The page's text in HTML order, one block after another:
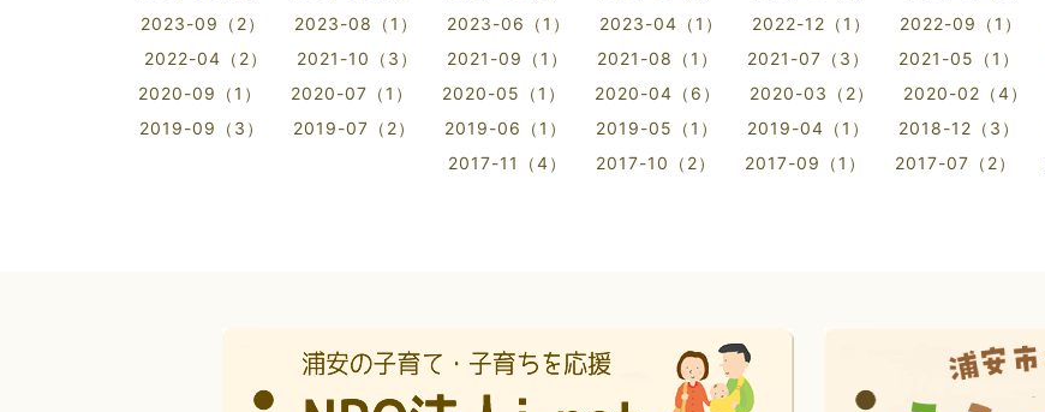
2023-09（2）
2023-08（1） 2023-06（1） 2023-04（1） 2022-12（1） 2022-09（1）
2022-04（2）
2021-10（3） 2021-09（1） 2021-08（1） 2021-07（3） 2021-05（1）
2020-09（1）
2020-07（1） 2020-05（1） 2020-04（6） 2020-03（2） 2020-02（4）
2019-09（3）
2019-07（2） 2019-06（1） 2019-05（1） 2019-04（1） 2018-12（3）
2017-11（4）
2017-10（2） 2017-09（1） 2017-07（2）